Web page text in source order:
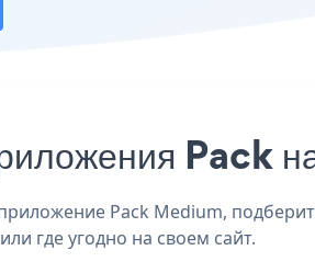
Pack
Pack Medium,
где угодно на своем сайт.